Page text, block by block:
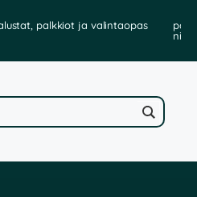
palkkiot ja valintaopas
niitä